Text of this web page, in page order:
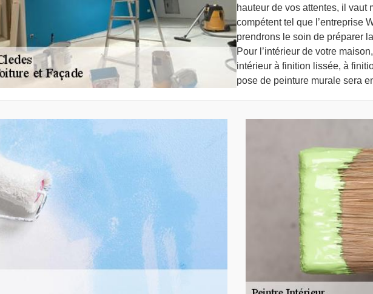
hauteur de vos attentes, il vaut
compétent tel que l’entreprise
prendrons le soin de préparer
Pour l’intérieur de votre
intérieur à finition lissée, à
pose de peinture murale sera